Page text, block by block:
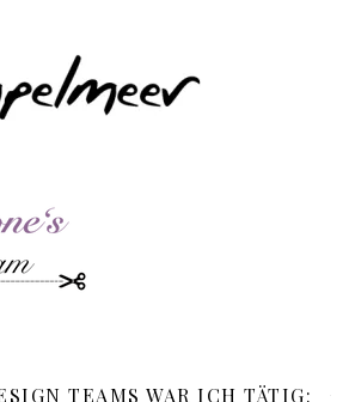
TEAMS WAR ICH TÄTIG: